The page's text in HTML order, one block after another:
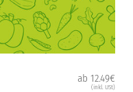
ab 12.49€
(inkl. USt)